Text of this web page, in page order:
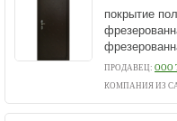
покрытие
ПРОДАВЕЦ: ООО
КОМПАНИЯ ИЗ